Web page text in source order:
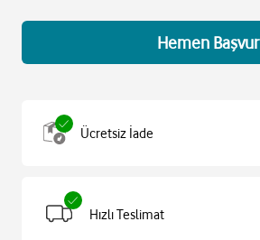
Hemen Başvur
Ücretsiz İade
Hızlı Teslimat